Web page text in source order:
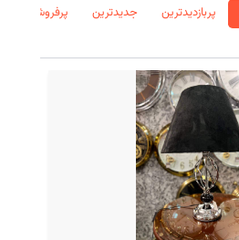
پربازدید‌ترین جدید‌ترین
پرفروش‌ترین